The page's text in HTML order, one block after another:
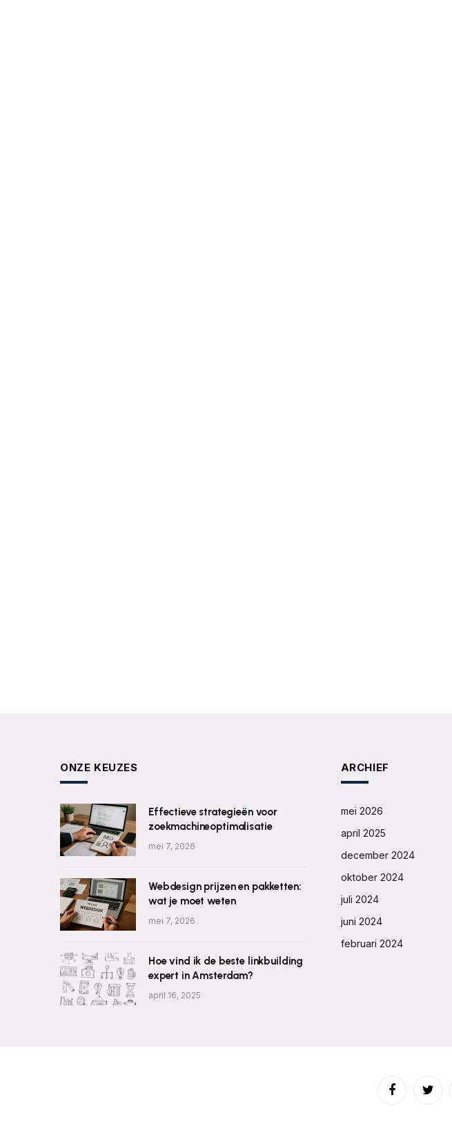
ONZE KEUZES
Effectieve strategieën voor
zoekmachineoptimalisatie
mei 7, 2026
Webdesign prijzen en pakketten:
wat je moet weten
mei 7, 2026
Hoe vind ik de beste linkbuilding
expert in Amsterdam?
april 16, 2025
ARCHIEF
mei 2026
april 2025
december 2024
oktober 2024
juli 2024
juni 2024
februari 2024
FacebookTwitter